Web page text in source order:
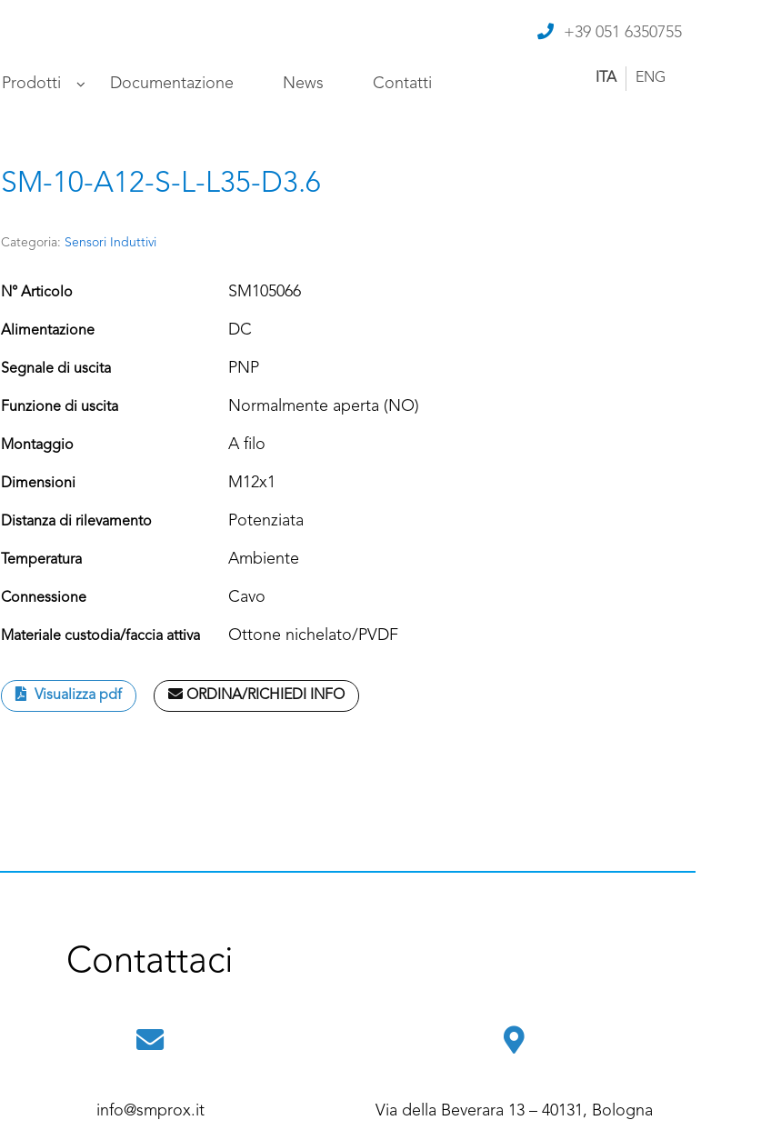
+39 051 6350755
Prodotti Documentazione News Contatti ITA ENG
SM-10-A12-S-L-L35-D3.6
Categoria: Sensori Induttivi
N° Articolo SM105066
Alimentazione DC
Segnale di uscita PNP
Funzione di uscita Normalmente aperta (NO)
Montaggio A filo
Dimensioni M12x1
Distanza di rilevamento Potenziata
Temperatura Ambiente
Connessione Cavo
Materiale custodia/faccia attiva Ottone nichelato/PVDF
Visualizza pdf ORDINA/RICHIEDI INFO
Contattaci
info@smprox.it Via della Beverara 13 – 40131, Bologna